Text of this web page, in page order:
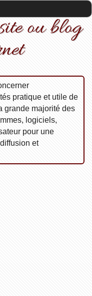
ou blog
pratique et utile de
grande majorité des
logiciels,
pour une
et